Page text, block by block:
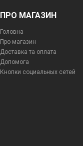
ПРО МАГАЗИН
Головна
Про магазин
Доставка та оплата
Допомога
Кнопки социальных сетей